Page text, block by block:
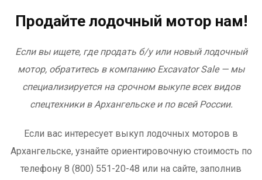
Продайте лодочный мотор нам!
Если вы ищете, где продать б/у или новый лодочный
мотор, обратитесь в компанию Excavator Sale — мы
специализируется на срочном выкупе всех видов
спецтехники в Архангельске и по всей России.
Если вас интересует выкуп лодочных моторов в
Архангельске, узнайте ориентировочную стоимость по
телефону 8 (800) 551-20-48 или на сайте, заполнив